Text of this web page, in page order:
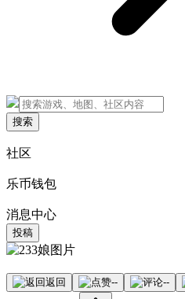
搜索
社区
乐币钱包
消息中心
投稿
返回 -- --